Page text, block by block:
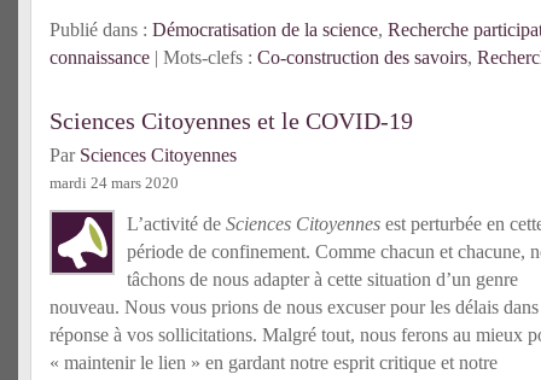
Publié dans : Démocratisation de la science, Recherche
connaissance | Mots-clefs : Co-construction des savoirs,
Sciences Citoyennes et le COVID-19
Par Sciences Citoyennes
mardi 24 mars 2020
L’activité de Sciences Citoyennes est perturbée en
période de confinement. Comme chacun et chacune,
tâchons de nous adapter à cette situation d’un genre
nouveau. Nous vous prions de nous excuser pour les délais
réponse à vos sollicitations. Malgré tout, nous ferons au mieux
« maintenir le lien » en gardant notre esprit critique et notre